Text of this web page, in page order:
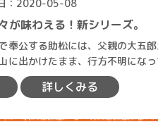
：2020-05-08
が味わえる！新シリーズ。
奉公する助松には、父親の大五
に出かけたまま、行方不明にな
とは決して他人に話さ…
詳しくみる